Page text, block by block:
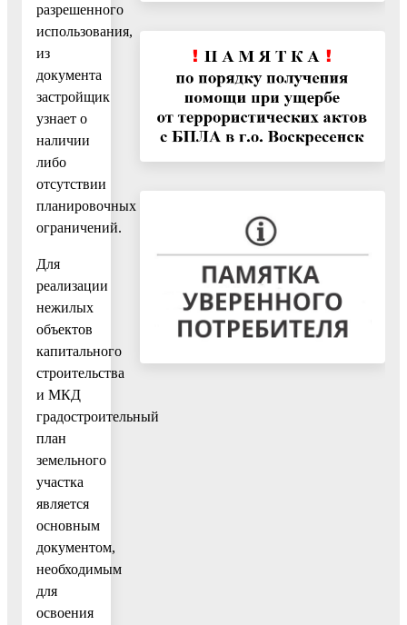
разрешенного
использования,
из
документа
застройщик
узнает о
наличии
либо
отсутствии
планировочных
ограничений.
Для
реализации
нежилых
объектов
капитального
строительства
и МКД
градостроительный
план
земельного
участка
является
основным
документом,
необходимым
для
освоения